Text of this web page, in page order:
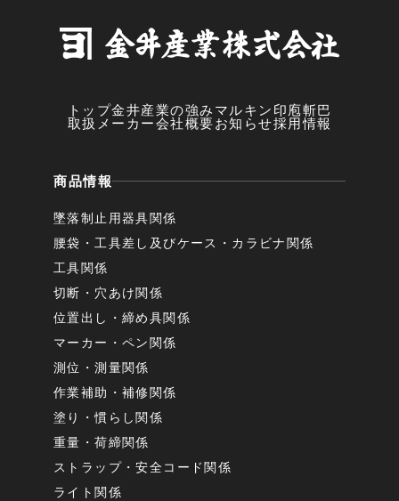
トップ金井産業の強み マルキン印 庖斬巴
取扱メーカー会社概要お知らせ採用情報
商品情報
墜落制止用器具関係
腰袋・工具差し及びケース・カラビナ関係
工具関係
切断・穴あけ関係
位置出し・締め具関係
マーカー・ペン関係
測位・測量関係
作業補助・補修関係
塗り・慣らし関係
重量・荷締関係
ストラップ・安全コード関係
ライト関係